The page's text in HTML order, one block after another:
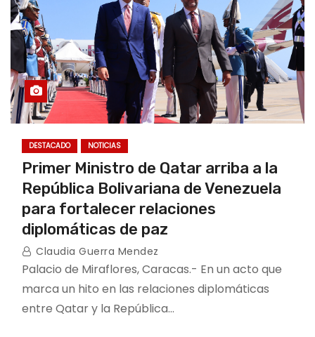
DESTACADO NOTICIAS
Primer Ministro de Qatar arriba a la
República Bolivariana de Venezuela
para fortalecer relaciones
diplomáticas de paz
Claudia Guerra Mendez
Palacio de Miraflores, Caracas.- En un acto que
marca un hito en las relaciones diplomáticas
entre Qatar y la República…